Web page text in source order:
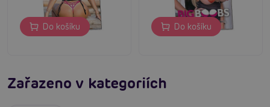
Do košíku Do košíku
Zařazeno v kategoriích